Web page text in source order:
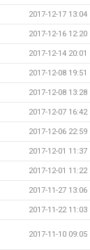
2017-12-17 13:04
2017-12-16 12:20
2017-12-14 20:01
2017-12-08 19:51
2017-12-08 13:28
2017-12-07 16:42
2017-12-06 22:59
2017-12-01 11:37
2017-12-01 11:22
2017-11-27 13:06
2017-11-22 11:03
2017-11-10 09:05